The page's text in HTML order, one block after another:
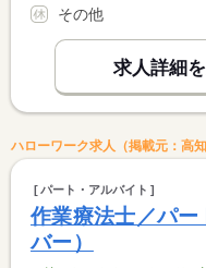
その他
求人詳細
ハローワーク求人（掲載元：高
パート・アルバイト
作業療法士／パー
バー）